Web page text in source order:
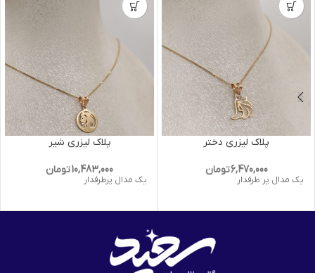
پلاک لیزری دختر
6,470,000تومان
یک مدال پر طرفدار
پلاک لیزری شیر
10,483,000تومان
یک مدال پرطرفدار